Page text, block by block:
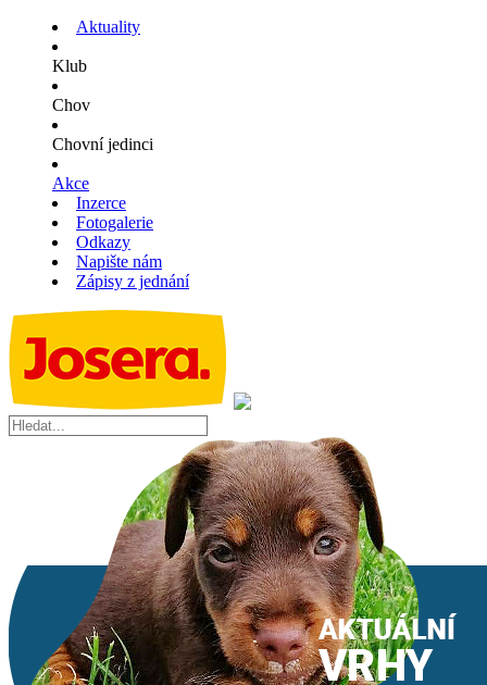
Aktuality
Klub
Chov
Chovní jedinci
Akce
Inzerce
Fotogalerie
Odkazy
Napište nám
Zápisy z jednání